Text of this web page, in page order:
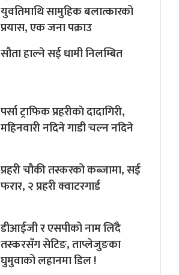
युवतिमाथि सामुहिक बलात्कारको
प्रयास, एक जना पक्राउ
सौता हाल्ने सई धामी निलम्बित
पर्सा ट्राफिक प्रहरीकाे दादागिरी,
महिनवारी नदिने गाडी चल्न नदिने
प्रहरी चौकी तस्करको कब्जामा, सई
फरार, २ प्रहरी क्वाटरगार्ड
डीआईजी र एसपीको नाम लिँदै
तस्करसँग सेटिङ, ताप्लेजुङका
घुमुवाको लहानमा डिल !